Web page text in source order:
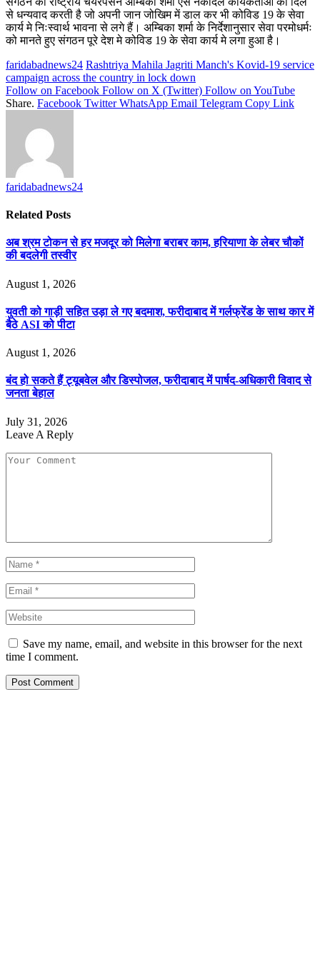
से धन्यवाद करती है जो अपनी जान जोखिम में डाल कर भी कोविड 19 के सेवा
कार्य मे निःस्वार्थ भावना से लगे हैं। अम्बिका शर्मा के निर्देशानुसार सेवा परमोधर्मः
को मानते हुए संगठन पूरे देश मे कोविड 19 के सेवा कार्य मे लगा हुआ है।
faridabadnews24 Rashtriya Mahila Jagriti Manch's Kovid-19 service
campaign across the country in lock down
Follow on Facebook Follow on X (Twitter) Follow on YouTube
Share. Facebook Twitter WhatsApp Email Telegram Copy Link
faridabadnews24
Related Posts
अब श्रम टोकन से हर मजदूर को मिलेगा बराबर काम, हरियाणा के लेबर चौकों
की बदलेगी तस्वीर
August 1, 2026
युवती को गाड़ी सहित उड़ा ले गए बदमाश, फरीदाबाद में गर्लफ्रेंड के साथ कार में
बैठे ASI को पीटा
August 1, 2026
बंद हो सकते हैं ट्यूबवेल और डिस्पोजल, फरीदाबाद में पार्षद-अधिकारी विवाद से
जनता बेहाल
July 31, 2026
Leave A Reply
Save my name, email, and website in this browser for the next
time I comment.